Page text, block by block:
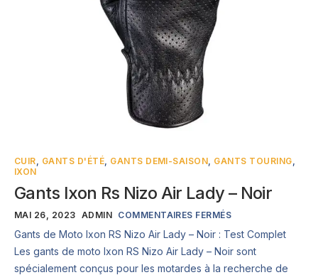
CUIR GANTS D'ÉTÉ GANTS DEMI-SAISON GANTS TOURING
IXON
Gants Ixon Rs Nizo Air Lady – Noir
MAI 26, 2023 ADMIN COMMENTAIRES FERMÉS
Gants de Moto Ixon RS Nizo Air Lady – Noir : Test Complet
Les gants de moto Ixon RS Nizo Air Lady – Noir sont
spécialement conçus pour les motardes à la recherche de